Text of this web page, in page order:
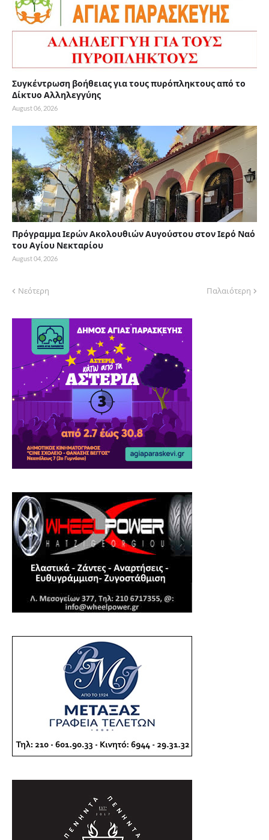
Συγκέντρωση βοήθειας για τους πυρόπληκτους από το
Δίκτυο Αλληλεγγύης
August 06, 2026
Πρόγραμμα Ιερών Ακολουθιών Αυγούστου στον Ιερό Ναό
του Αγίου Νεκταρίου
August 04, 2026
Νεότερη Παλαιότερη